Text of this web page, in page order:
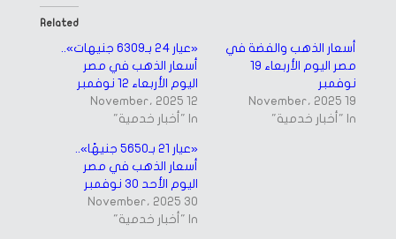
window)
window)
Related
«عيار 24 بـ6309 جنيهات»..
أسعار الذهب في مصر
اليوم الأربعاء 12 نوفمبر
12 November، 2025
In "أخبار خدمية"
أسعار الذهب والفضة في
مصر اليوم الأربعاء 19
نوفمبر
19 November، 2025
In "أخبار خدمية"
«عيار 21 بـ5650 جنيهًا»..
أسعار الذهب في مصر
اليوم الأحد 30 نوفمبر
30 November، 2025
In "أخبار خدمية"